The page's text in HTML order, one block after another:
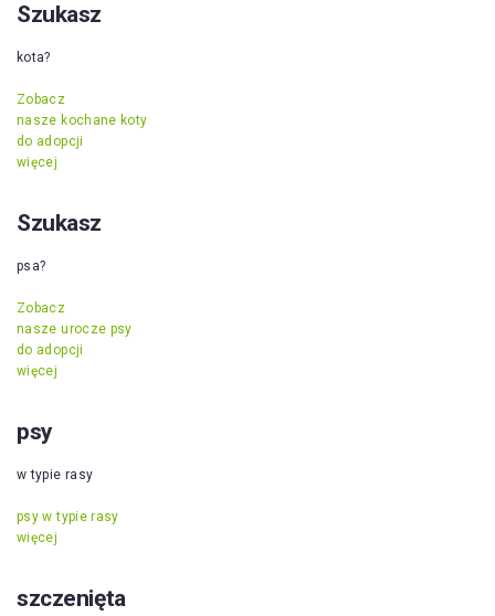
Szukasz
kota?
Zobacz
nasze kochane koty
do adopcji
więcej
Szukasz
psa?
Zobacz
nasze urocze psy
do adopcji
więcej
psy
w typie rasy
psy w typie rasy
więcej
szczenięta